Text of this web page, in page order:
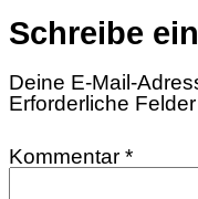
Schreibe
Deine E-Mail-
Erforderliche
Kommentar *